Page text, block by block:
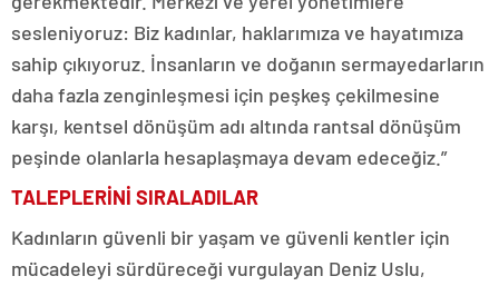
sesleniyoruz: Biz kadınlar, haklarımıza ve hayatımıza
sahip çıkıyoruz. İnsanların ve doğanın sermayedarların
daha fazla zenginleşmesi için peşkeş çekilmesine
karşı, kentsel dönüşüm adı altında rantsal dönüşüm
peşinde olanlarla hesaplaşmaya devam edeceğiz.”
TALEPLERİNİ SIRALADILAR
Kadınların güvenli bir yaşam ve güvenli kentler için
mücadeleyi sürdüreceği vurgulayan Deniz Uslu,